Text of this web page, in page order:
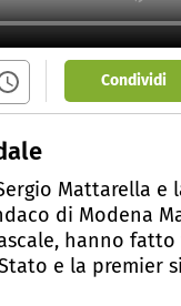
Condividi
Mattarella e
di Modena
hanno
e la premier